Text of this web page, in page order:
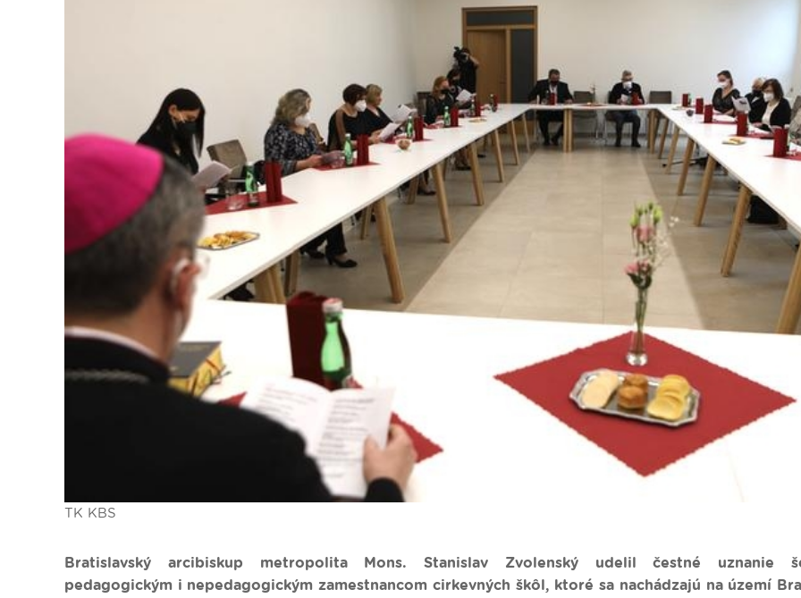
TK KBS
Bratislavský arcibiskup metropolita Mons. Stanislav Zvolenský udelil čestné uznanie
pedagogickým i nepedagogickým zamestnancom cirkevných škôl, ktoré sa nachádzajú na území